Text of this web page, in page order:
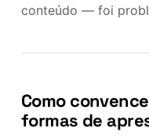
conteúdo — foi
Como
formas de